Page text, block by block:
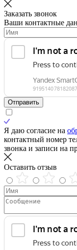
Заказать звонок
Ваши контактные
Отправить
Я даю согласие на
контактный номер
звонка и записи на
Оставить отзыв